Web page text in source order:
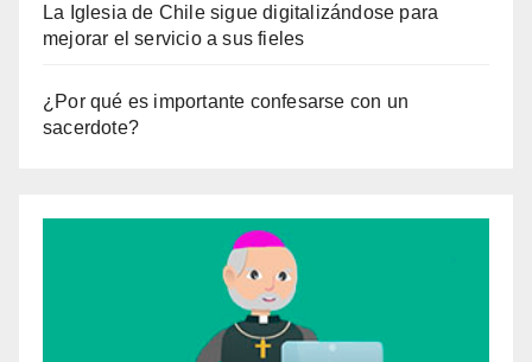
La Iglesia de Chile sigue digitalizándose para
mejorar el servicio a sus fieles
¿Por qué es importante confesarse con un
sacerdote?